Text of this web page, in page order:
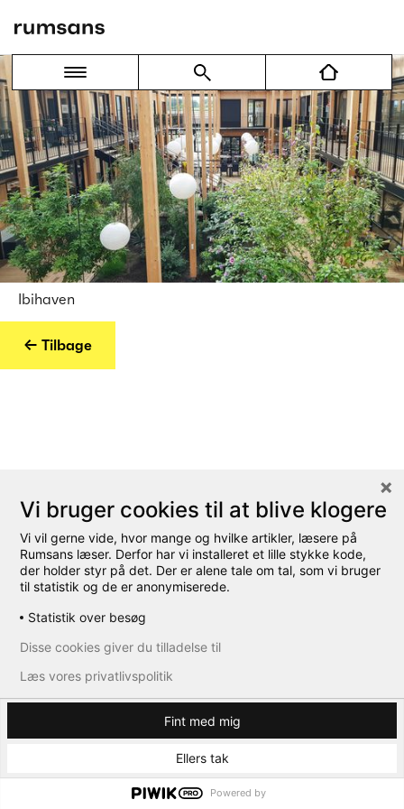
Ibihaven
← Tilbage
Vi bruger cookies til at blive klogere
Vi vil gerne vide, hvor mange og hvilke artikler, læsere på
Rumsans læser. Derfor har vi installeret et lille stykke kode,
der holder styr på det. Der er alene tale om tal, som vi bruger
til statistik og de er anonymiserede.
Statistik over besøg
Fint med mig
Ellers tak
Disse cookies giver du tilladelse til
Læs vores privatlivspolitik
Powered by